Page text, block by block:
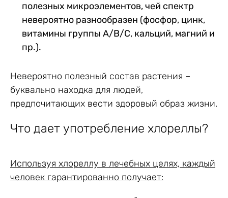
полезных микроэлементов, чей спектр
невероятно разнообразен (фосфор, цинк,
витамины группы А/В/С, кальций, магний и
пр.).
Невероятно полезный состав растения –
буквально находка для людей,
предпочитающих вести здоровый образ жизни.
Что дает употребление хлореллы?
Используя хлореллу в лечебных целях, каждый
человек гарантированно получает: